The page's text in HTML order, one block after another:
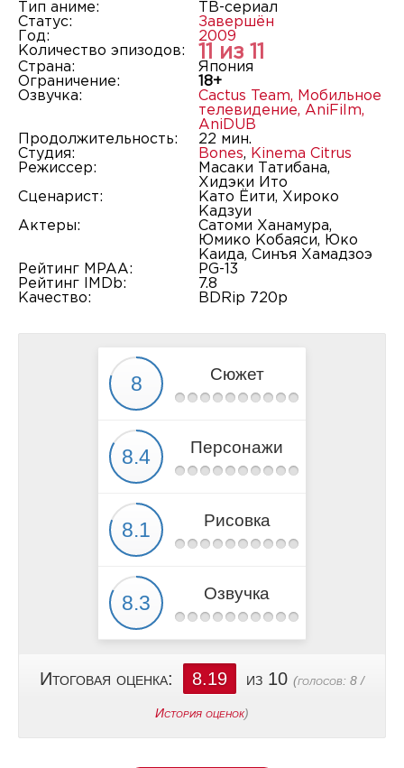
Тип аниме:
ТВ-сериал
Статус:
Завершён
Год:
2009
Количество эпизодов:
11 из 11
Страна:
Япония
Ограничение:
18+
Озвучка:
Cactus Team, Мобильное
телевидение, AniFilm,
AniDUB
Продолжительность:
22 мин.
Студия:
Bones, Kinema Citrus
Режиссер:
Масаки Татибана,
Хидэки Ито
Сценарист:
Като Ёити, Хироко
Кадзуи
Актеры:
Сатоми Ханамура,
Юмико Кобаяси, Юко
Каида, Синъя Хамадзоэ
Рейтинг MPAA:
PG-13
Рейтинг IMDb:
7.8
Качество:
BDRip 720p
Сюжет
Персонажи
Рисовка
Озвучка
Итоговая оценка: 8.19 из 10 (голосов: 8 /
История оценок)